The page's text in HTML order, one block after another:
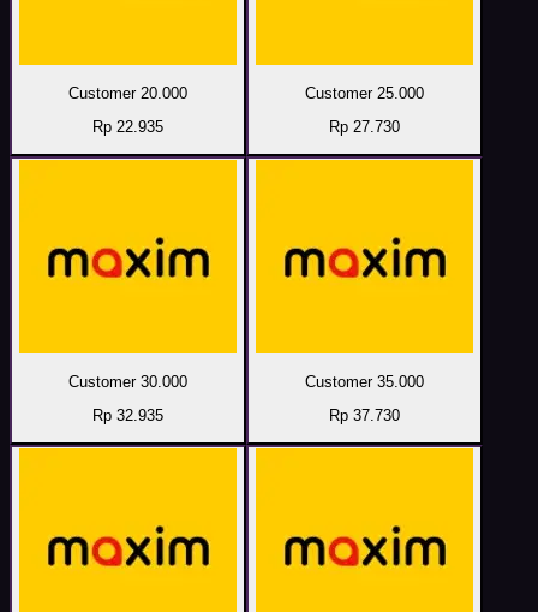
Customer 20.000
Rp 22.935
Customer 25.000
Rp 27.730
Customer 30.000
Rp 32.935
Customer 35.000
Rp 37.730